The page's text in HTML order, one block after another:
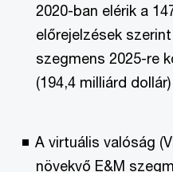
2020-ban elérik a
előrejelzések
szegmens 2025-re
(194,4 milliárd
A virtuális valóság
növekvő E&M